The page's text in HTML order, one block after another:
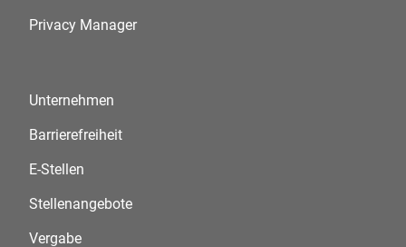
Privacy Manager
Unternehmen
Barrierefreiheit
E-Stellen
Stellenangebote
Vergabe